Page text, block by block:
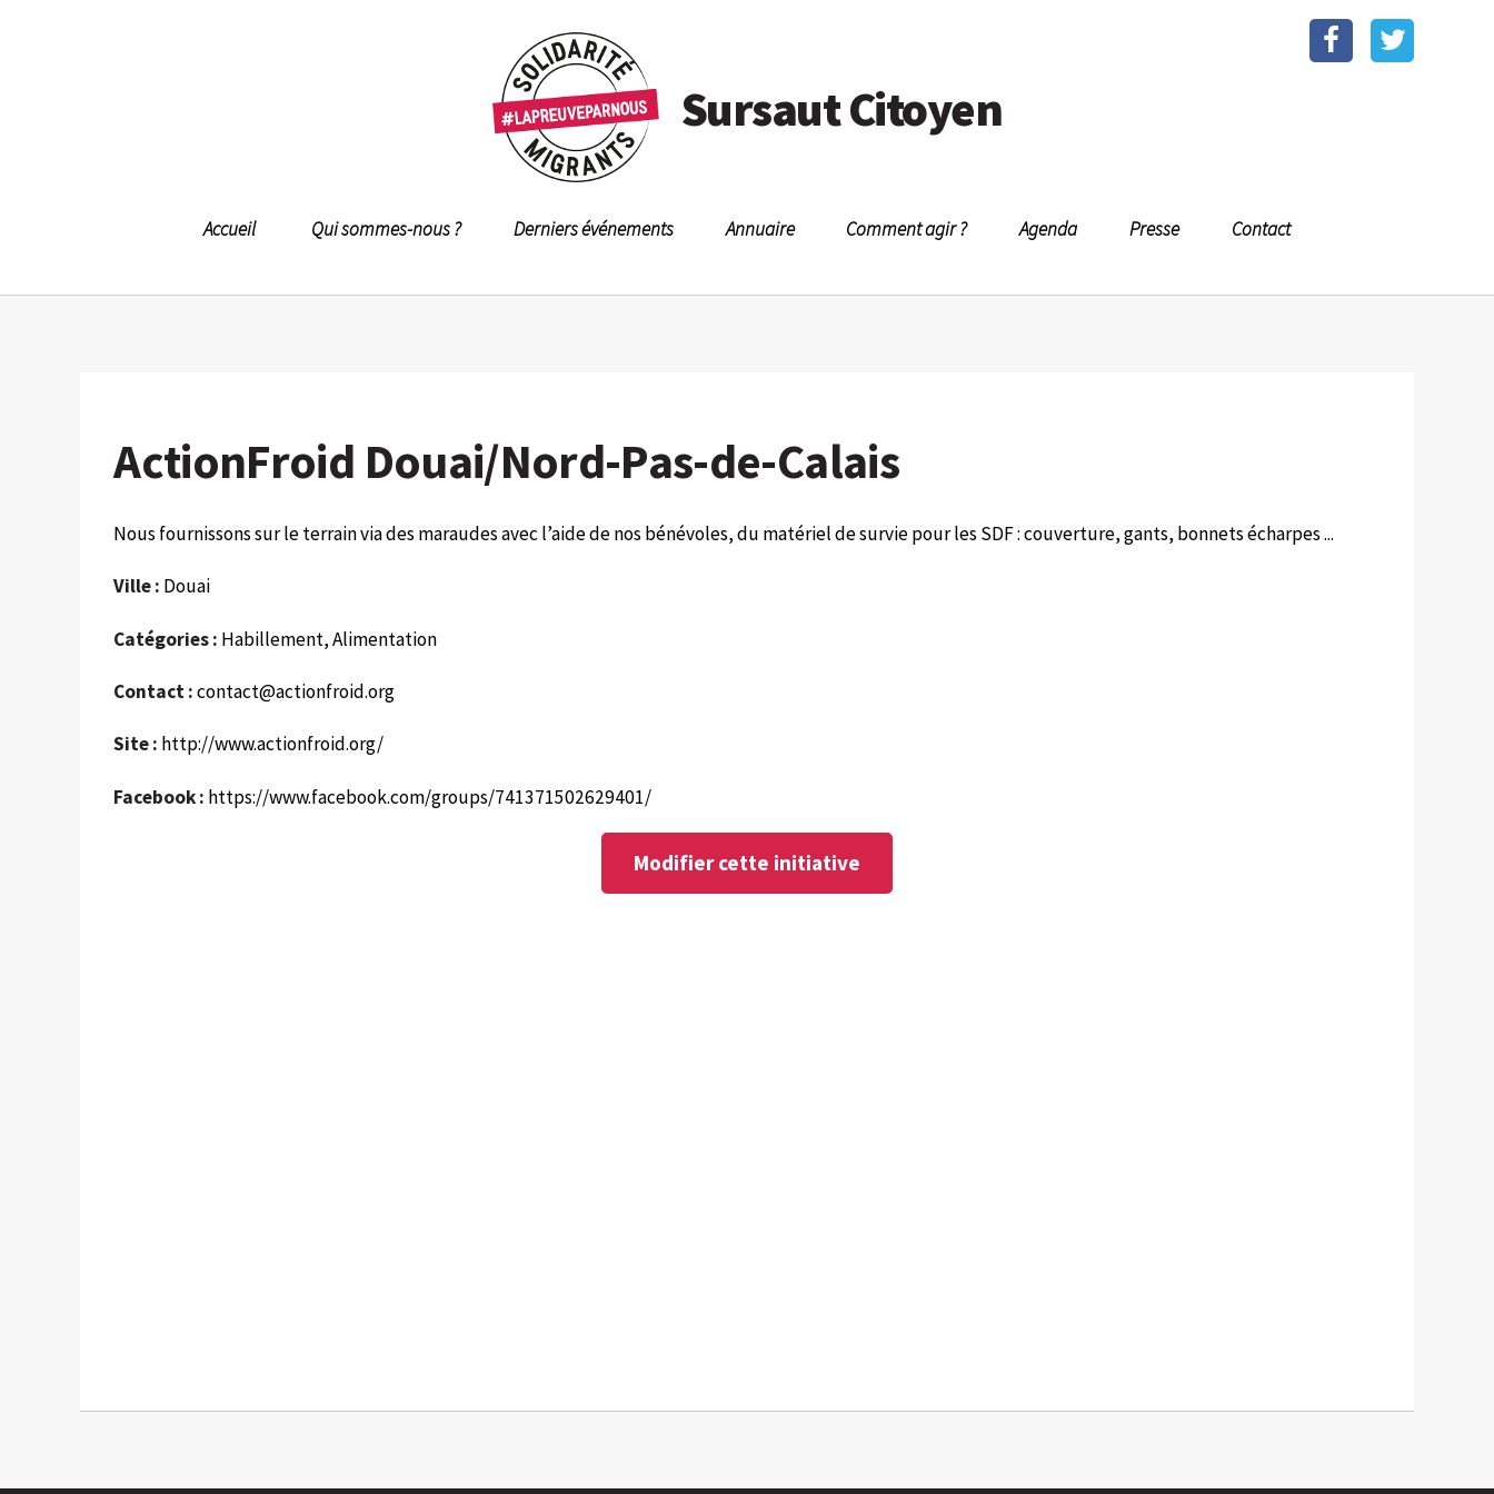
Sursaut Citoyen
Accueil Qui sommes-nous ? Derniers événements Annuaire Comment agir ? Agenda Presse Contact
ActionFroid Douai/Nord-Pas-de-Calais
Nous fournissons sur le terrain via des maraudes avec l’aide de nos bénévoles, du matériel de survie pour les SDF : couverture, gants, bonnets écharpes ...
Ville : Douai
Catégories : Habillement, Alimentation
Contact :contact@actionfroid.org
Site : http://www.actionfroid.org/
Facebook : https://www.facebook.com/groups/741371502629401/
Modifier cette initiative